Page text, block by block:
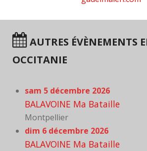
AUTRES ÉVÈNEMENTS
OCCITANIE
sam 5 décembre 2026
BALAVOINE Ma Bataille
Montpellier
dim 6 décembre 2026
BALAVOINE Ma Bataille